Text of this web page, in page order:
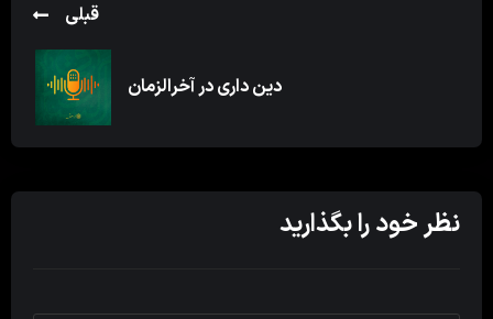
قبلی
دین داری در آخرالزمان
نظر خود را بگذارید